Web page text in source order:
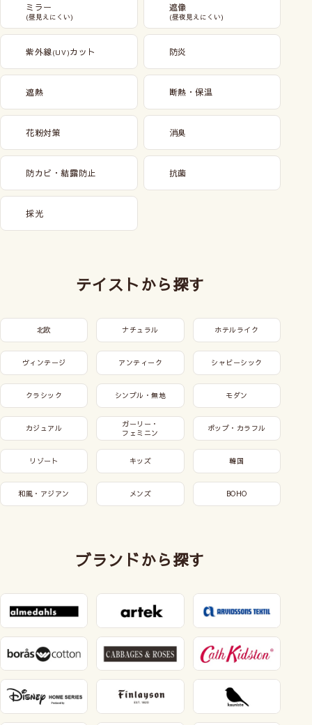
ミラー
(昼見えにくい)
遮像
(昼夜見えにくい)
紫外線(UV)カット 防炎
遮熱 断熱・保温
花粉対策 消臭
防カビ・結露防止 抗菌
採光
テイストから探す
北欧 ナチュラル ホテルライク
ヴィンテージ アンティーク シャビーシック
クラシック シンプル・無地 モダン
カジュアル
ガーリー・
フェミニン
ポップ・カラフル
リゾート キッズ 韓国
和風・アジアン メンズ BOHO
ブランドから探す